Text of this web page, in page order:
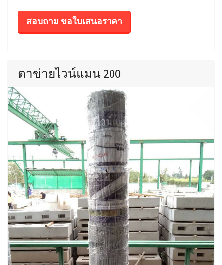
สอบถาม ขอใบเสนอราคา
ตาข่ายไวน์แมน 200